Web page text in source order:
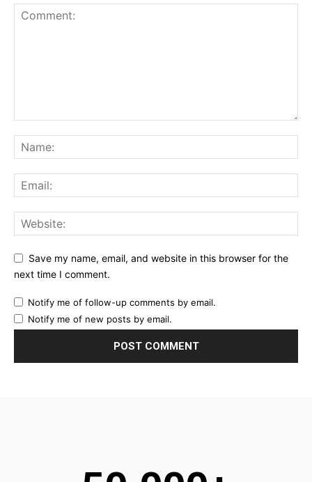
Save my name, email, and website in this browser for the
next time I comment.
Notify me of follow-up comments by email.
Notify me of new posts by email.